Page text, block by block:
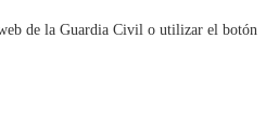
de la Guardia Civil o utilizar el botón